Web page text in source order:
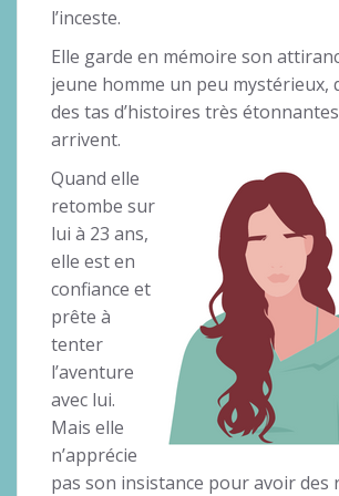
l’inceste.
Elle garde en mémoire son
jeune homme un peu mystérieux,
des tas d’histoires très
arrivent.
Quand elle
retombe sur
lui à 23 ans,
elle est en
confiance et
prête à
tenter
l’aventure
avec lui.
Mais elle
n’apprécie
pas son insistance pour avoir des